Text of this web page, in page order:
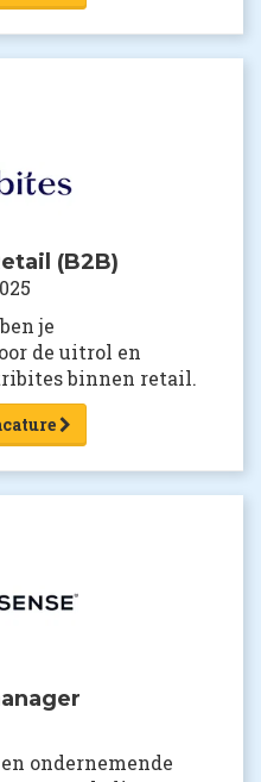
(B2B)
je
de uitrol en
binnen retail.
ondernemende